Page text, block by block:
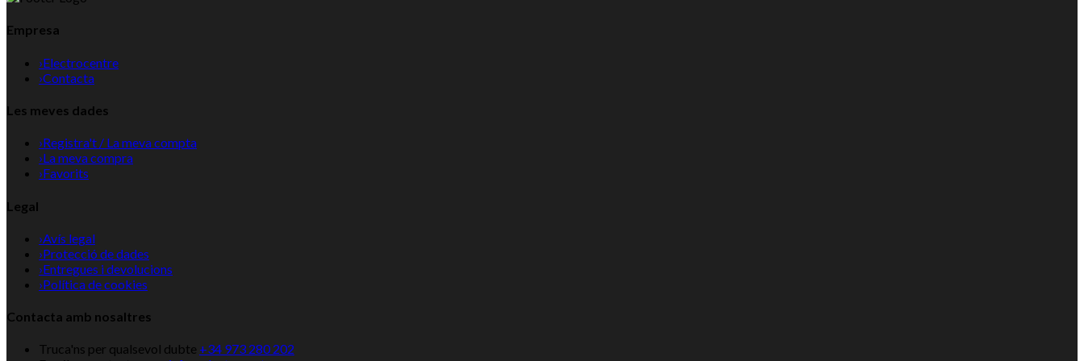
Empresa
›Electrocentre
›Contacta
Les meves dades
›Registra't / La meva compta
›La meva compra
›Favorits
Legal
›Avís legal
›Protecció de dades
›Entregues i devolucions
›Política de cookies
Contacta amb nosaltres
Truca'ns per qualsevol dubte +34 973 280 202